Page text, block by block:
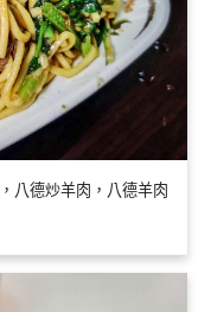
八德炒羊肉，八德羊肉